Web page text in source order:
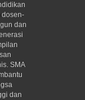
dosen-
dan
SMA
dan